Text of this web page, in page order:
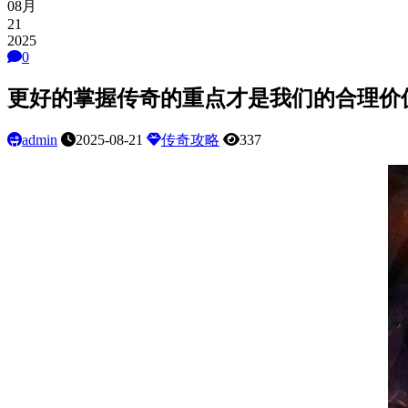
08月
21
2025
0
更好的掌握传奇的重点才是我们的合理价
admin 2025-08-21 传奇攻略 337